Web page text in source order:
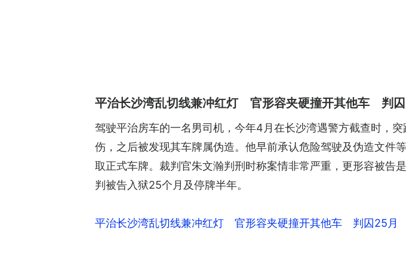
平治长沙湾乱切线兼冲红灯 官形容夹硬撞开其他车 判囚
驾驶平治房车的一名男司机，今年4月在长沙湾遇警方截查时，
伤，之后被发现其车牌属伪造。他早前承认危险驾驶及伪造文件
取正式车牌。裁判官朱文瀚判刑时称案情非常严重，更形容被告
判被告入狱25个月及停牌半年。
平治长沙湾乱切线兼冲红灯 官形容夹硬撞开其他车 判囚25月